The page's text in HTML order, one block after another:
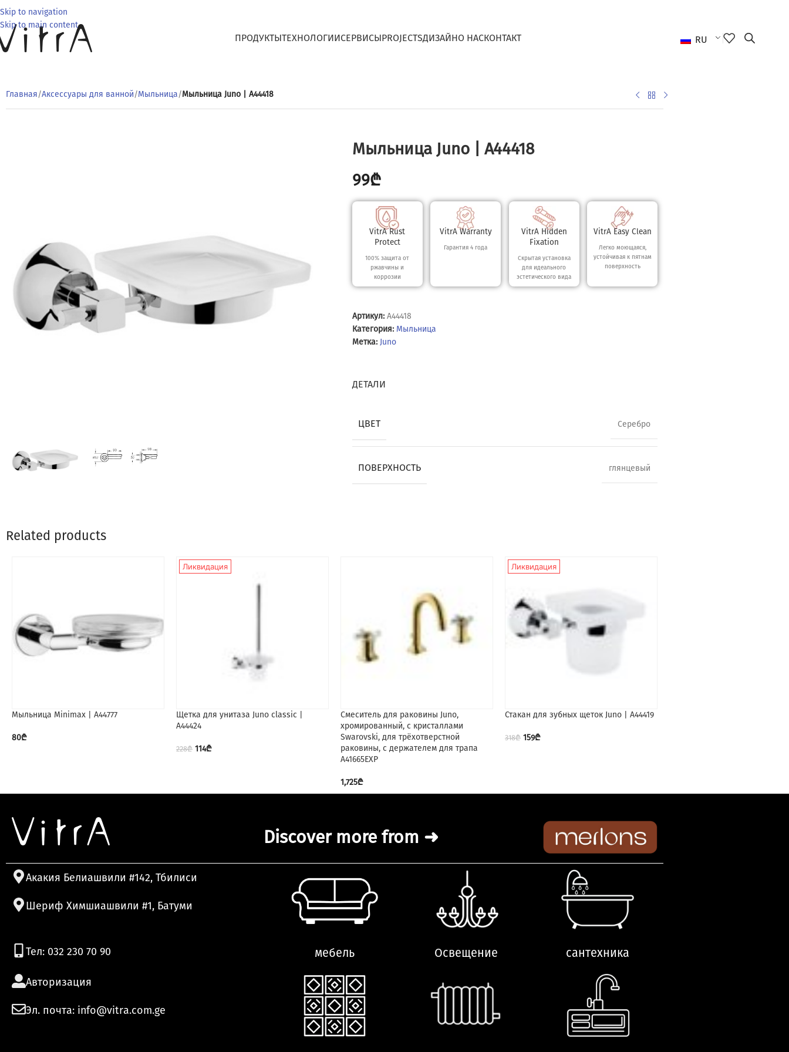
Skip to navigation
Skip to main content
ПРОДУКТЫТЕХНОЛОГИИСЕРВИСЫPROJECTSДИЗАЙНO НАСКОНТАКТ RU
Главная/Аксессуары для ванной/Мыльница/Мыльница Juno | A44418
Мыльница Juno | A44418
99₾
VitrA Rust
Protect
100% защита от
ржавчины и
коррозии
VitrA Warranty
Гарантия 4 года
VitrA Hidden
Fixation
Скрытая установка
для идеального
эстетического вида
VitrA Easy Clean
Легко моющаяся,
устойчивая к пятнам
поверхность
Артикул: A44418
Категория: Мыльница
Метка: Juno
ДЕТАЛИ
ЦВЕТ Серебро
ПОВЕРХНОСТЬ глянцевый
Related products
Мыльница Minimax | A44777
80₾
Ликвидация
Щетка для унитаза Juno classic |
А44424
228₾ 114₾
Смеситель для раковины Juno,
хромированный, с кристаллами
Swarovski, для трёхотверстной
раковины, с держателем для трапа
A41665EXP
1,725₾
Ликвидация
Стакан для зубных щеток Juno | A44419
318₾ 159₾
Discover more from ➜
Акакия Белиашвили #142, Тбилиси
Шериф Химшиашвили #1, Батуми
Тел: 032 230 70 90 мебель Освещение сантехника
Авторизация
Эл. почта: info@vitra.com.ge